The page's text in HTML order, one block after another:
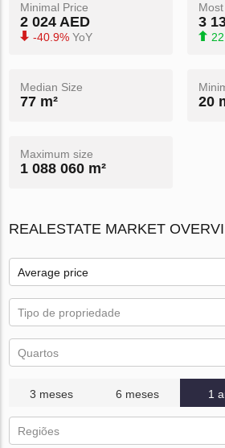
Minimal Price
2 024 AED
-40.9% YoY
3
Median Size
77 m² 20
Maximum size
1 088 060 m²
REALESTATE MARKET
Average price
Tipo de propriedade
Quartos
3 meses 6 meses 1
Regiões